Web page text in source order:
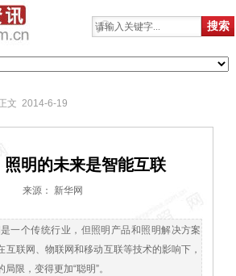
文 2014-6-19
照明的未来是智能互联
来源： 新华网
一个传统行业，但照明产品和照明解决方案
互联网、物联网和移动互联等技术的影响下，
限，变得更加“聪明”。